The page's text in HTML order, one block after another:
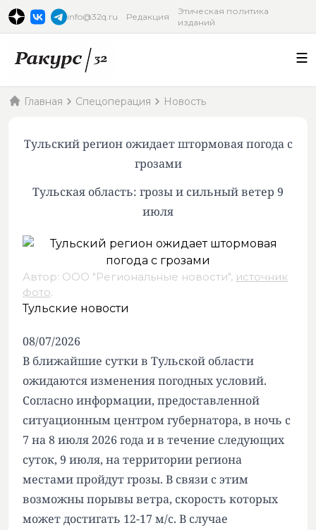
info@32q.ru Редакция
Этическая политика
изданий
Главная Спецоперация Новость
Тульский регион ожидает штормовая погода с
грозами
Тульская область: грозы и сильный ветер 9
июля
Автор: ООО "Региональные новости", источник
фото.
Тульские новости
08/07/2026
В ближайшие сутки в Тульской области
ожидаются изменения погодных условий.
Согласно информации, предоставленной
ситуационным центром губернатора, в ночь с
7 на 8 июля 2026 года и в течение следующих
суток, 9 июля, на территории региона
местами пройдут грозы. В связи с этим
возможны порывы ветра, скорость которых
может достигать 12-17 м/с. В случае